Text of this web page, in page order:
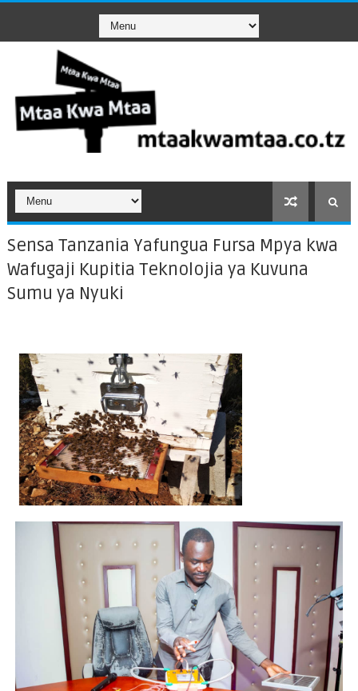
Sensa Tanzania Yafungua Fursa Mpya kwa
Wafugaji Kupitia Teknolojia ya Kuvuna
Sumu ya Nyuki